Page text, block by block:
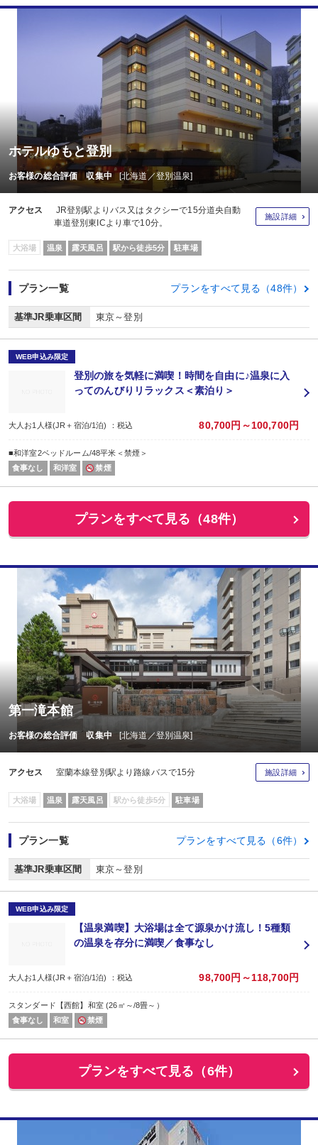
ホテルゆもと登別
お客様の総合評価 収集中 [北海道／登別温泉]
アクセス
JR登別駅よりバス又はタクシーで15分道央自動
車道登別東ICより車で10分。
施設詳細
大浴場 温泉 露天風呂 駅から徒歩5分 駐車場
プラン一覧 プランをすべて見る（48件）
基準JR乗車区間 東京～登別
WEB申込み限定
登別の旅を気軽に満喫！時間を自由に♪温泉に入
ってのんびりリラックス＜素泊り＞
大人お1人様(JR＋宿泊/1泊) ：税込 80,700円～100,700円
■和洋室2ベッドルーム/48平米＜禁煙＞
食事なし
和洋室 禁煙
プランをすべて見る（48件）
第一滝本館
お客様の総合評価 収集中 [北海道／登別温泉]
アクセス 室蘭本線登別駅より路線バスで15分 施設詳細
大浴場 温泉 露天風呂 駅から徒歩5分 駐車場
プラン一覧 プランをすべて見る（6件）
基準JR乗車区間 東京～登別
WEB申込み限定
【温泉満喫】大浴場は全て源泉かけ流し！5種類
の温泉を存分に満喫／食事なし
大人お1人様(JR＋宿泊/1泊) ：税込 98,700円～118,700円
スタンダード【西館】和室 (26㎡～/8畳～）
食事なし
和室 禁煙
プランをすべて見る（6件）